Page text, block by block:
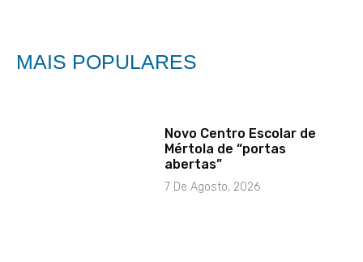
MAIS POPULARES
Novo Centro Escolar de
Mértola de “portas
abertas”
7 De Agosto, 2026